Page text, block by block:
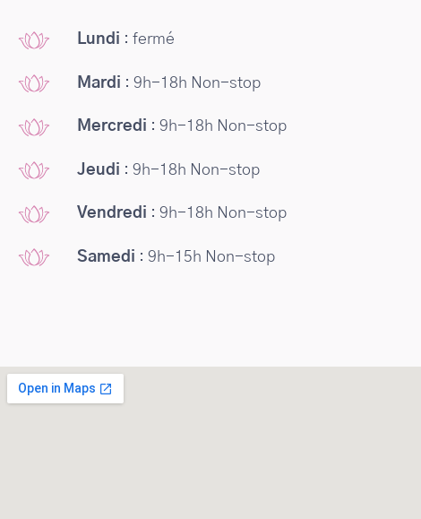
Lundi : fermé
Mardi : 9h-18h Non-stop
Mercredi : 9h-18h Non-stop
Jeudi : 9h-18h Non-stop
Vendredi : 9h-18h Non-stop
Samedi : 9h-15h Non-stop